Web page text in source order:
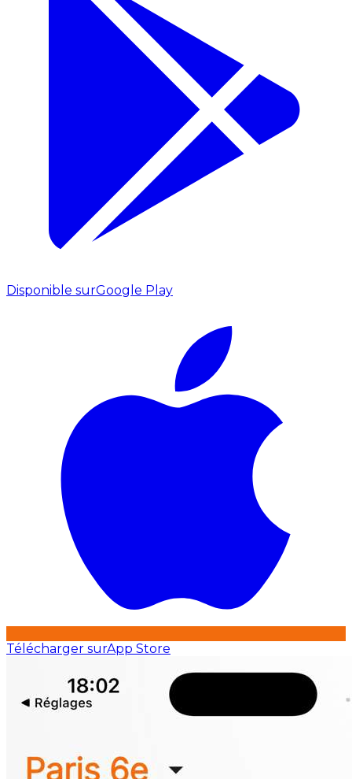
Disponible surGoogle Play
Télécharger surApp Store